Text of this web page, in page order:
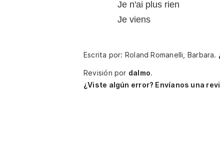
Je n'ai plus rien
Je viens
Escrita por: Roland Romanelli, Barbara.
Revisión por dalmo.
¿Viste algún error? Envíanos una